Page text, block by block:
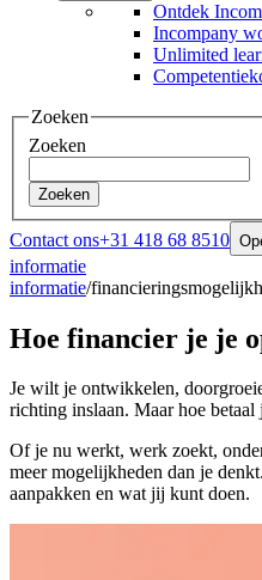
Ontdek
Incompany
Unlimited
Zoeken
Zoeken
Zoeken
Contact ons+31 418 68 8510
informatie
informatie/
Hoe financier je je
Je wilt je ontwikkelen,
richting inslaan. Maar hoe
Of je nu werkt, werk zoekt,
meer mogelijkheden dan je
aanpakken en wat jij kunt doen.